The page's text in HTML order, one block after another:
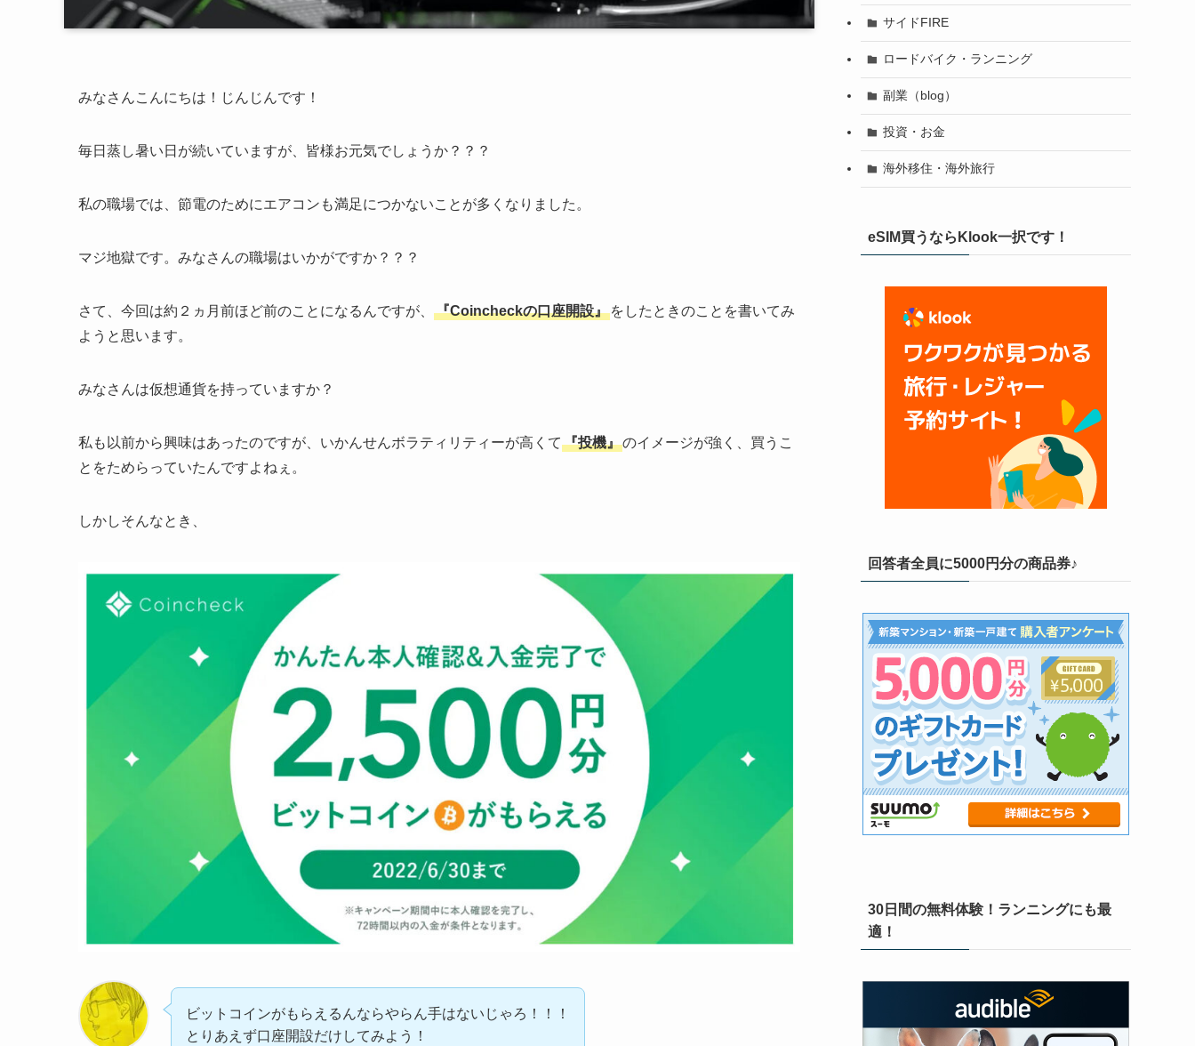
みなさんこんにちは！じんじんです！
毎日蒸し暑い日が続いていますが、皆様お元気でしょうか？？？
私の職場では、節電のためにエアコンも満足につかないことが多くなりました。
マジ地獄です。みなさんの職場はいかがですか？？？
さて、今回は約２ヵ月前ほど前のことになるんですが、 『Coincheckの口座開設』 をしたときのことを書いてみ
ようと思います。
みなさんは仮想通貨を持っていますか？
私も以前から興味はあったのですが、いかんせんボラティリティーが高くて 『投機』のイメージが強く、買うこ
とをためらっていたんですよねぇ。
しかしそんなとき、
ビットコインがもらえるんならやらん手はないじゃろ！！！
とりあえず口座開設だけしてみよう！
サイドFIRE
ロードバイク・ランニング
副業（blog）
投資・お金
海外移住・海外旅行
eSIM買うならKlook一択です！
回答者全員に5000円分の商品券♪
30日間の無料体験！ランニングにも最
適！